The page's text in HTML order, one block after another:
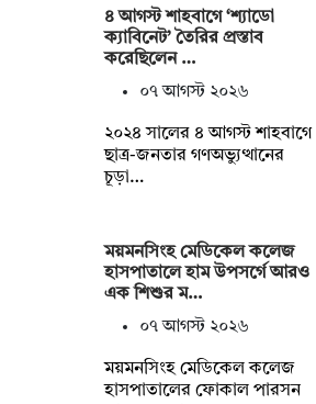
৪ আগস্ট শাহবাগে ‘শ্যাডো
ক্যাবিনেট’ তৈরির প্রস্তাব
করেছিলেন …
০৭ আগস্ট ২০২৬
২০২৪ সালের ৪ আগস্ট শাহবাগে
ছাত্র-জনতার গণঅভ্যুত্থানের
চূড়া…
ময়মনসিংহ মেডিকেল কলেজ
হাসপাতালে হাম উপসর্গে আরও
এক শিশুর ম…
০৭ আগস্ট ২০২৬
ময়মনসিংহ মেডিকেল কলেজ
হাসপাতালের ফোকাল পারসন